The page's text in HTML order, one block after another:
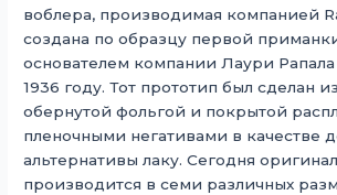
воблера, производимая компанией
создана по образцу первой
основателем компании Лаури
1936 году. Тот прототип был сделан
обернутой фольгой и покрытой
пленочными негативами в качестве
альтернативы лаку. Сегодня
производится в семи различных